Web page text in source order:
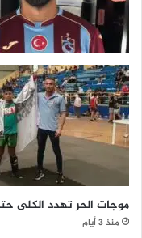
موجات الحر تهدد الكلى
منذ 3 أيام